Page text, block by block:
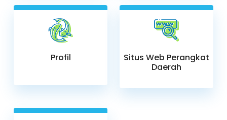
Profil
Situs Web Perangkat
Daerah